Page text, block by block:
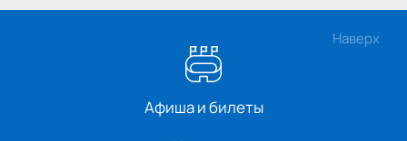
Наверх
Афиша и билеты